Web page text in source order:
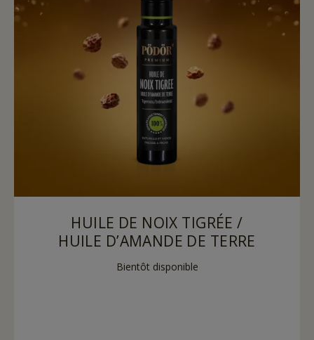
HUILE DE NOIX TIGRÉE /
HUILE D’AMANDE DE TERRE
Bientôt disponible